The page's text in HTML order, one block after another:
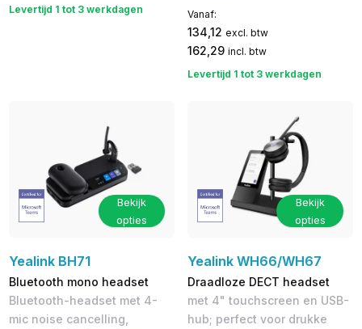
Levertijd 1 tot 3 werkdagen
Vanaf:
134,12 excl. btw
162,29 incl. btw
Levertijd 1 tot 3 werkdagen
Bekijk
opties
Yealink BH71
Bluetooth mono headset
Bluetooth-headset met 4-
mic noise cancelling,
Bekijk
opties
Yealink WH66/WH67
Draadloze DECT headset
met 4" touchscreen en USB-
hub; perfect voor drukke